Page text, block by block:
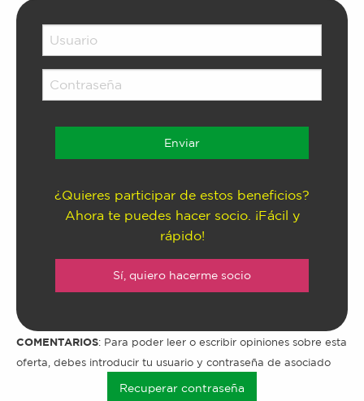
¿Quieres participar de estos beneficios?
Ahora te puedes hacer socio. ¡Fácil y
rápido!
Sí, quiero hacerme socio
COMENTARIOS: Para poder leer o escribir opiniones sobre esta
oferta, debes introducir tu usuario y contraseña de asociado
Recuperar contraseña